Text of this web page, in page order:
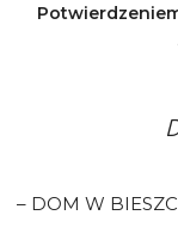
– DOM W